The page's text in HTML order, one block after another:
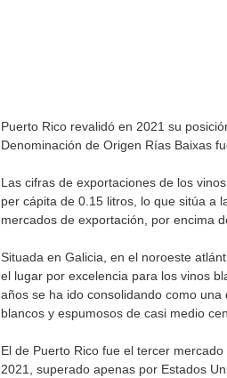
Puerto Rico revalidó en 2021 su
Denominación de Origen Rías Baixas
Las cifras de exportaciones de los
per cápita de 0.15 litros, lo que sitúa a
mercados de exportación, por encima
Situada en Galicia, en el noroeste
el lugar por excelencia para los vinos
años se ha ido consolidando como
blancos y espumosos de casi medio
El de Puerto Rico fue el tercer
2021, superado apenas por Estados